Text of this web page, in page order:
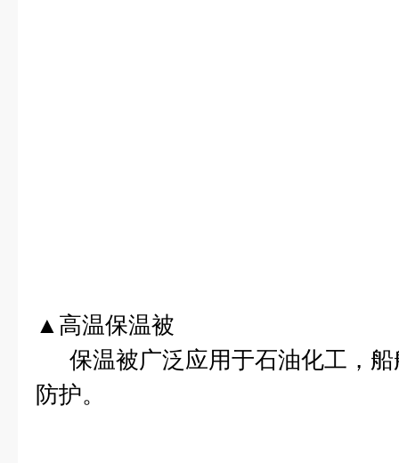
▲高温保温被
保温被广泛应用于石油化工，
防护。